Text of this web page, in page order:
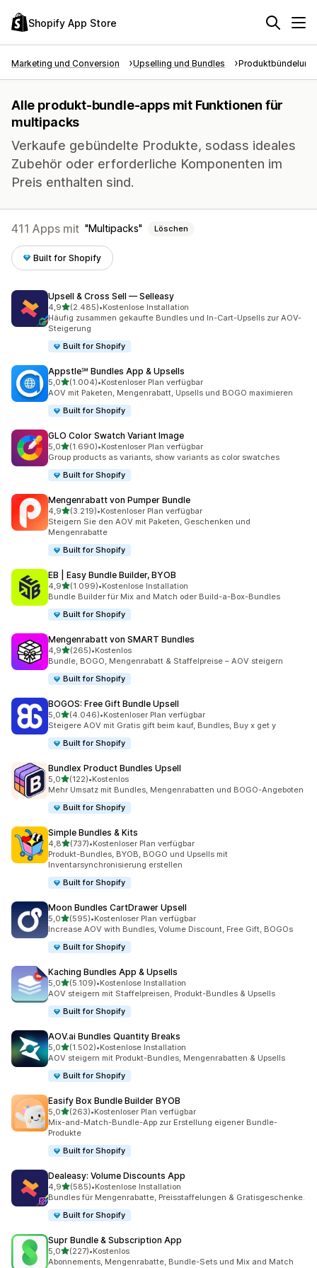
Shopify App Store
Marketing und Conversion Upselling und Bundles Produktbündelung
Alle produkt-bundle-apps mit Funktionen für
multipacks
Verkaufe gebündelte Produkte, sodass ideales
Zubehör oder erforderliche Komponenten im
Preis enthalten sind.
411 Apps mit Multipacks Löschen
Built for Shopify
Upsell & Cross Sell — Selleasy
4,9von 5 Sternen
(2.485)
2485 Rezensionen insgesamt
•Kostenlose Installation
Häufig zusammen gekaufte Bundles und In-Cart-Upsells zur AOV-
Steigerung
Built for Shopify
Appstle℠ Bundles App & Upsells
5,0von 5 Sternen
(1.004)
1004 Rezensionen insgesamt
•Kostenloser Plan verfügbar
AOV mit Paketen, Mengenrabatt, Upsells und BOGO maximieren
Built for Shopify
GLO Color Swatch Variant Image
5,0von 5 Sternen
(1.690)
1690 Rezensionen insgesamt
•Kostenloser Plan verfügbar
Group products as variants, show variants as color swatches
Built for Shopify
Mengenrabatt von Pumper Bundle
4,9von 5 Sternen
(3.219)
3219 Rezensionen insgesamt
•Kostenloser Plan verfügbar
Steigern Sie den AOV mit Paketen, Geschenken und
Mengenrabatte
Built for Shopify
EB | Easy Bundle Builder, BYOB
4,9von 5 Sternen
(1.099)
1099 Rezensionen insgesamt
•Kostenlose Installation
Bundle Builder für Mix and Match oder Build-a-Box-Bundles
Built for Shopify
Mengenrabatt von SMART Bundles
4,9von 5 Sternen
(265)
265 Rezensionen insgesamt
•Kostenlos
Bundle, BOGO, Mengenrabatt & Staffelpreise – AOV steigern
Built for Shopify
BOGOS: Free Gift Bundle Upsell
5,0von 5 Sternen
(4.046)
4046 Rezensionen insgesamt
•Kostenloser Plan verfügbar
Steigere AOV mit Gratis gift beim kauf, Bundles, Buy x get y
Built for Shopify
Bundlex Product Bundles Upsell
5,0von 5 Sternen
(122)
122 Rezensionen insgesamt
•Kostenlos
Mehr Umsatz mit Bundles, Mengenrabatten und BOGO-Angeboten
Built for Shopify
Simple Bundles & Kits
4,8von 5 Sternen
(737)
737 Rezensionen insgesamt
•Kostenloser Plan verfügbar
Produkt-Bundles, BYOB, BOGO und Upsells mit
Inventarsynchronisierung erstellen
Built for Shopify
Moon Bundles CartDrawer Upsell
5,0von 5 Sternen
(595)
595 Rezensionen insgesamt
•Kostenloser Plan verfügbar
Increase AOV with Bundles, Volume Discount, Free Gift, BOGOs
Built for Shopify
Kaching Bundles App & Upsells
5,0von 5 Sternen
(5.109)
5109 Rezensionen insgesamt
•Kostenlose Installation
AOV steigern mit Staffelpreisen, Produkt-Bundles & Upsells
Built for Shopify
AOV.ai Bundles Quantity Breaks
5,0von 5 Sternen
(1.502)
1502 Rezensionen insgesamt
•Kostenlose Installation
AOV steigern mit Produkt-Bundles, Mengenrabatten & Upsells
Built for Shopify
Easify Box Bundle Builder BYOB
5,0von 5 Sternen
(263)
263 Rezensionen insgesamt
•Kostenloser Plan verfügbar
Mix-and-Match-Bundle-App zur Erstellung eigener Bundle-
Produkte
Built for Shopify
Dealeasy: Volume Discounts App
4,9von 5 Sternen
(585)
585 Rezensionen insgesamt
•Kostenlose Installation
Bundles für Mengenrabatte, Preisstaffelungen & Gratisgeschenke.
Built for Shopify
Supr Bundle & Subscription App
5,0von 5 Sternen
(227)
227 Rezensionen insgesamt
•Kostenlos
Abonnements, Mengenrabatte, Bundle-Sets und Mix and Match